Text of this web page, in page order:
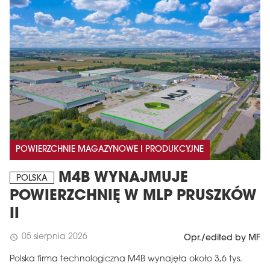
POWIERZCHNIE MAGAZYNOWE I PRODUKCYJNE
POLSKA
M4B WYNAJMUJE
POWIERZCHNIĘ W MLP PRUSZKÓW
II
schedule 05 sierpnia 2026 Opr./edited by MF
Polska firma technologiczna M4B wynajęła około 3,6 tys.